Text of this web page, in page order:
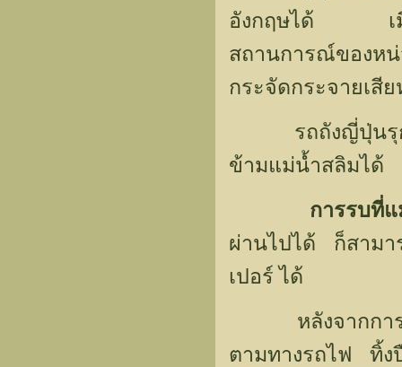
อังกฤษได้ เมื่อร
สถานการณ์ของห
กระจัดกระจายเสี
รถถังญี่ปุ่นรุกเ
ข้ามแม่น้ำสลิมได้
การรบที่
ผ่านไปได้ ก็สามา
เปอร์ ได้
หลังจากการพ่
ตามทางรถไฟ ทิ้